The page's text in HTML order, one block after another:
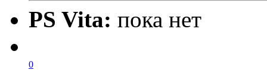
PS Vita: пока нет
0